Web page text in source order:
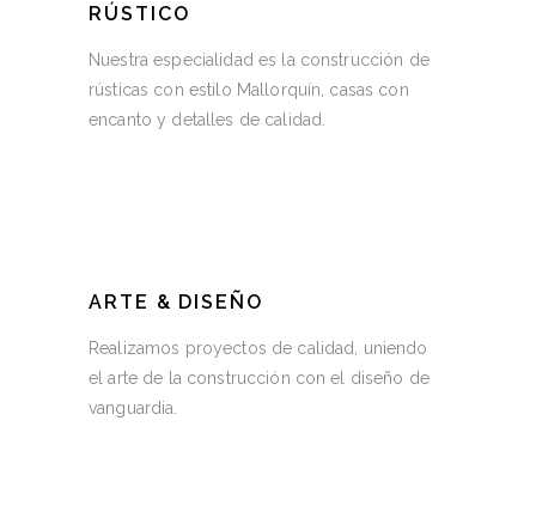
RÚSTICO
Nuestra especialidad es la construcción de
rústicas con estilo Mallorquín, casas con
encanto y detalles de calidad.
ARTE & DISEÑO
Realizamos proyectos de calidad, uniendo
el arte de la construcción con el diseño de
vanguardia.